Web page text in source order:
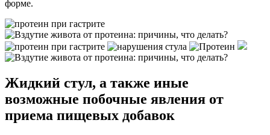
форме.
Жидкий стул, а также иные
возможные побочные явления от
приема пищевых добавок